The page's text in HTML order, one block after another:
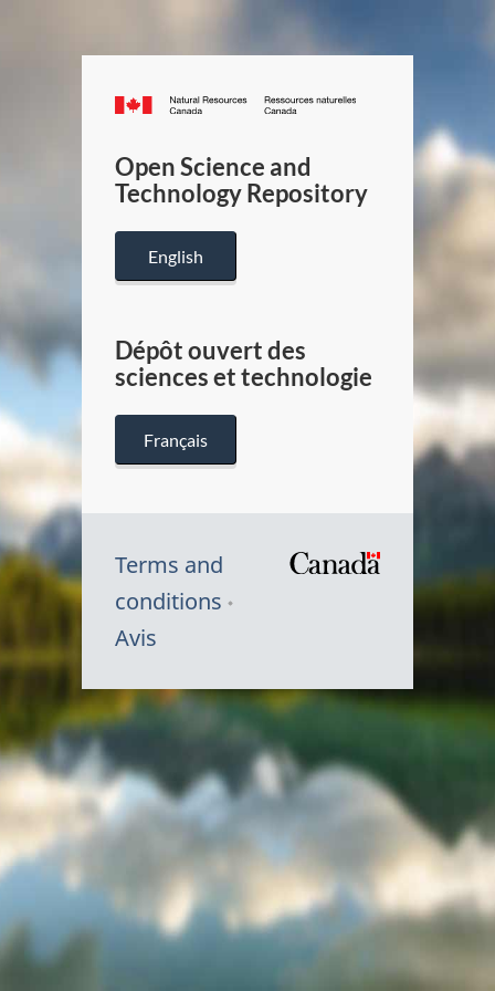
Canada.ca
/
Canada
Open Science and
Technology Repository
English
Dépôt ouvert des
sciences et technologie
Français
Terms and
conditions
Avis
Symbole
du